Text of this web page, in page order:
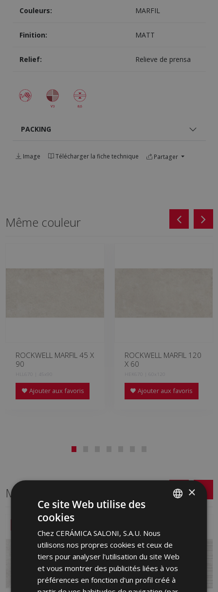
Couleurs: MARFIL
Finition: MATT
Relief: Relieve de prensa
PACKING
Image Télécharger la fiche technique Partager
Même couleur
ROCKWELL MARFIL 45 X
90
HLL670 | 45x90
Ajouter aux favoris
ROCKWELL MARFIL 120
X 60
HEK670 | 60x120
Ajouter aux favoris
Même format
ENGLISH
GERMAN
PORTUGUESE
×
Ce site Web utilise des
cookies
Chez CERÁMICA SALONI, S.A.U. Nous
utilisons nos propres cookies et ceux de
tiers pour analyser l'utilisation du site Web
et vous montrer des publicités liées à vos
préférences en fonction d'un profil créé à